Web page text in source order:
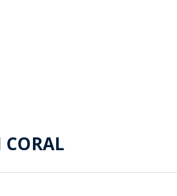
COMPLETAS
CORAL